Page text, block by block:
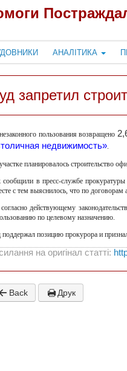
АНАЛІТИКА
запретил
пользования возвращено
недвижимость».
планировалось строительство
сообщили в пресс-службе
с тем выяснилось, что по договорам
действующему
по целевому назначению.
поддержал позицию прокурора и
на оригінал статті:
Back Друк